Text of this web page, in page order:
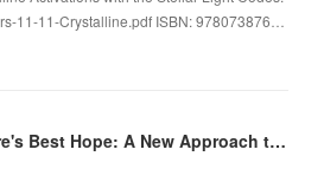
11-11-Crystalline.pdf ISBN: 978073876…
{pdf download} Nature's Best Hope: A New Approach to Conservation that Starts in Your Yard